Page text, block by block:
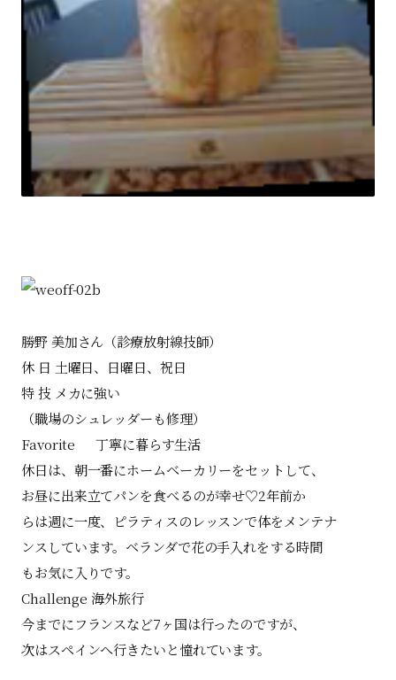
勝野 美加さん（診療放射線技師）
休 日 土曜日、日曜日、祝日
特 技 メカに強い
（職場のシュレッダーも修理）
Favorite 丁寧に暮らす生活
休日は、朝一番にホームベーカリーをセットして、
お昼に出来立てパンを食べるのが幸せ♡2年前か
らは週に一度、ピラティスのレッスンで体をメンテナ
ンスしています。ベランダで花の手入れをする時間
もお気に入りです。
Challenge 海外旅行
今までにフランスなど7ヶ国は行ったのですが、
次はスペインへ行きたいと憧れています。